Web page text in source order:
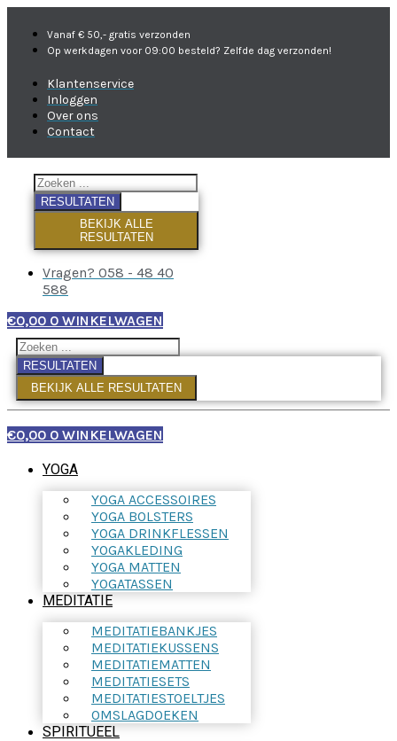
Vanaf € 50,- gratis verzonden
Op werkdagen voor 09:00 besteld? Zelfde dag verzonden!
Klantenservice
Inloggen
Over ons
Contact
RESULTATEN
BEKIJK ALLE
RESULTATEN
Vragen? 058 - 48 40
588
€0,00 0 WINKELWAGEN
RESULTATEN
BEKIJK ALLE RESULTATEN
€0,00 0 WINKELWAGEN
YOGA
YOGA ACCESSOIRES
YOGA BOLSTERS
YOGA DRINKFLESSEN
YOGAKLEDING
YOGA MATTEN
YOGATASSEN
MEDITATIE
MEDITATIEBANKJES
MEDITATIEKUSSENS
MEDITATIEMATTEN
MEDITATIESETS
MEDITATIESTOELTJES
OMSLAGDOEKEN
SPIRITUEEL